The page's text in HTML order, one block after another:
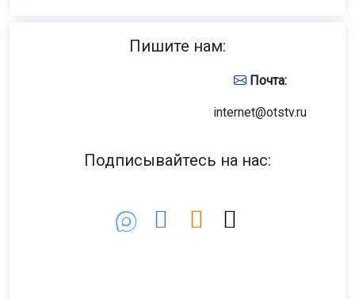
Пишите нам:
Почта:
internet@otstv.ru
Подписывайтесь на нас: